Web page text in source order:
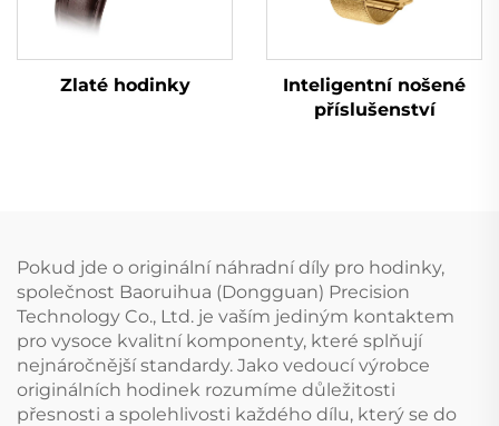
Zlaté hodinky
Inteligentní nošené
příslušenství
Pokud jde o originální náhradní díly pro hodinky,
společnost Baoruihua (Dongguan) Precision
Technology Co., Ltd. je vaším jediným kontaktem
pro vysoce kvalitní komponenty, které splňují
nejnáročnější standardy. Jako vedoucí výrobce
originálních hodinek rozumíme důležitosti
přesnosti a spolehlivosti každého dílu, který se do